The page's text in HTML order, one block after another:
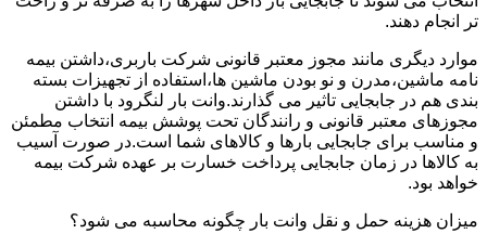
تر انجام دهند.
موارد دیگری مانند مجوز معتبر قانونی شرکت باربری،داشتن بیمه
نامه ماشین،مدرن و نو بودن ماشین ها،استفاده از تجهیزات بسته
بندی هم در جابجایی تاثیر می گذارند.وانت بار لنگرود با داشتن
مجوزهای معتبر قانونی و رانندگان تحت پوشش بیمه انتخاب مطمئن
و مناسب برای جابجایی بارها و کالاهای شما است.در صورت آسیب
به کالاها در زمان جابجایی پرداخت خسارت بر عهده شرکت بیمه
خواهد بود.
میزان هزینه حمل و نقل وانت بار چگونه محاسبه می شود؟